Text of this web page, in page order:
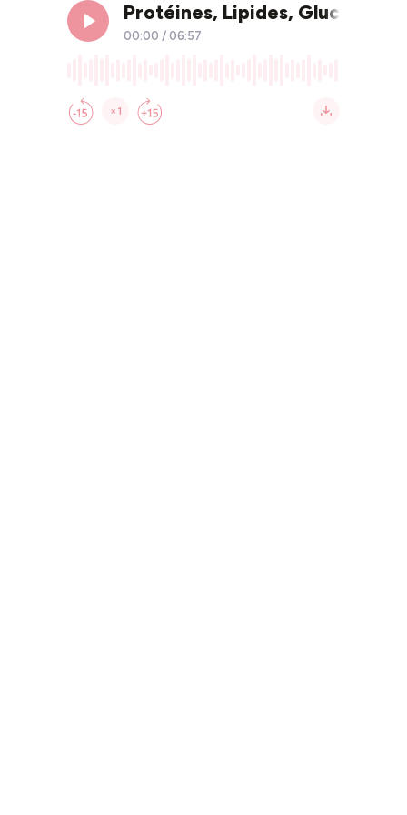
Protéines, Lipides, Glucides :
00:00 / 06:57
×1